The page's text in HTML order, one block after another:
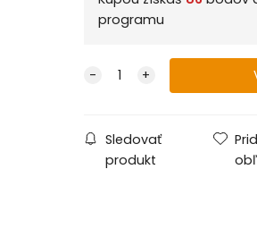
programu
Sledovať
produkt